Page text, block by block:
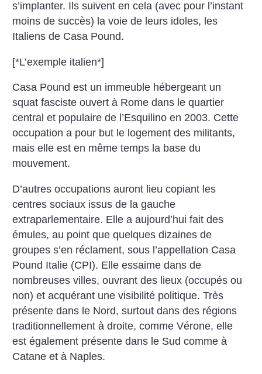
s’implanter. Ils suivent en cela (avec pour l’instant
moins de succès) la voie de leurs idoles, les
Italiens de Casa Pound.
[*L’exemple italien*]
Casa Pound est un immeuble hébergeant un
squat fasciste ouvert à Rome dans le quartier
central et populaire de l’Esquilino en 2003. Cette
occupation a pour but le logement des militants,
mais elle est en même temps la base du
mouvement.
D’autres occupations auront lieu copiant les
centres sociaux issus de la gauche
extraparlementaire. Elle a aujourd’hui fait des
émules, au point que quelques dizaines de
groupes s’en réclament, sous l’appellation Casa
Pound Italie (CPI). Elle essaime dans de
nombreuses villes, ouvrant des lieux (occupés ou
non) et acquérant une visibilité politique. Très
présente dans le Nord, surtout dans des régions
traditionnellement à droite, comme Vérone, elle
est également présente dans le Sud comme à
Catane et à Naples.